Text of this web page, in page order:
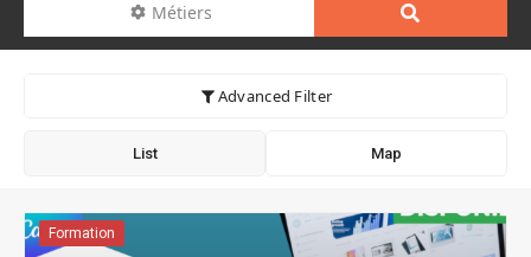
Métiers
Advanced Filter
List Map
Formation